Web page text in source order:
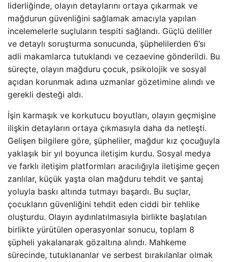
liderliğinde, olayın detaylarını ortaya çıkarmak ve
mağdurun güvenliğini sağlamak amacıyla yapılan
incelemelerle suçluların tespiti sağlandı. Güçlü deliller
ve detaylı soruşturma sonucunda, şüphelilerden 6’sı
adli makamlarca tutuklandı ve cezaevine gönderildi. Bu
süreçte, olayın mağduru çocuk, psikolojik ve sosyal
açıdan korunmak adına uzmanlar gözetimine alındı ve
gerekli desteği aldı.
İşin karmaşık ve korkutucu boyutları, olayın geçmişine
ilişkin detayların ortaya çıkmasıyla daha da netleşti.
Gelişen bilgilere göre, şüpheliler, mağdur kız çocuğuyla
yaklaşık bir yıl boyunca iletişim kurdu. Sosyal medya
ve farklı iletişim platformları aracılığıyla iletişime geçen
zanlılar, küçük yaşta olan mağduru tehdit ve şantaj
yoluyla baskı altında tutmayı başardı. Bu suçlar,
çocukların güvenliğini tehdit eden ciddi bir tehlike
oluşturdu. Olayın aydınlatılmasıyla birlikte başlatılan
birlikte yürütülen operasyonlar sonucu, toplam 8
şüpheli yakalanarak gözaltına alındı. Mahkeme
sürecinde, tutuklananlar ve serbest bırakılanlar olmak